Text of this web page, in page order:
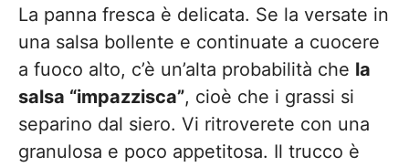
La panna fresca è delicata. Se la versate in
una salsa bollente e continuate a cuocere
a fuoco alto, c’è un’alta probabilità che la
salsa “impazzisca”, cioè che i grassi si
separino dal siero. Vi ritroverete con una
granulosa e poco appetitosa. Il trucco è